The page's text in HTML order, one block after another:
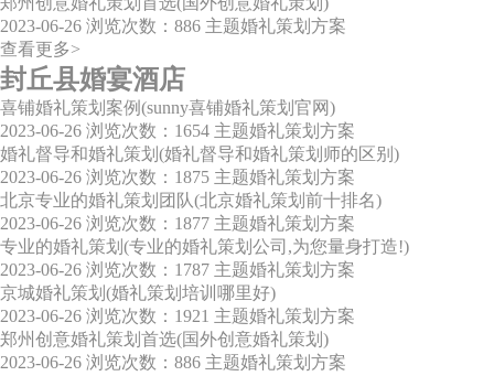
2023-06-26 浏览次数：886 主题婚礼策划方案
查看更多>
封丘县婚宴酒店
喜铺婚礼策划案例(sunny喜铺婚礼策划官网)
2023-06-26 浏览次数：1654 主题婚礼策划方案
婚礼督导和婚礼策划(婚礼督导和婚礼策划师的区别)
2023-06-26 浏览次数：1875 主题婚礼策划方案
北京专业的婚礼策划团队(北京婚礼策划前十排名)
2023-06-26 浏览次数：1877 主题婚礼策划方案
专业的婚礼策划(专业的婚礼策划公司,为您量身打造!)
2023-06-26 浏览次数：1787 主题婚礼策划方案
京城婚礼策划(婚礼策划培训哪里好)
2023-06-26 浏览次数：1921 主题婚礼策划方案
郑州创意婚礼策划首选(国外创意婚礼策划)
2023-06-26 浏览次数：886 主题婚礼策划方案